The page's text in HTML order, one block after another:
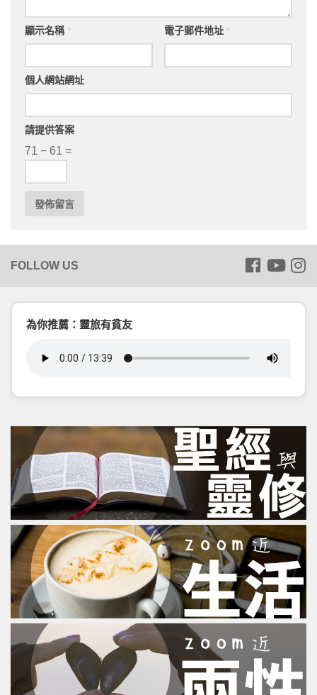
顯示名稱 電子郵件地址
個人網站網址
請提供答案
71 − 61 =
為你推薦：靈旅有貧友